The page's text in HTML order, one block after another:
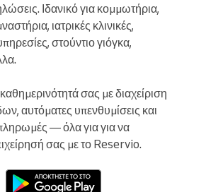
Ιδανικό για κομμωτήρια,
ιατρικές κλινικές,
στούντιο γιόγκα,
σας με διαχείριση
αυτόματες υπενθυμίσεις και
— όλα για για να
σας με το Reservio.